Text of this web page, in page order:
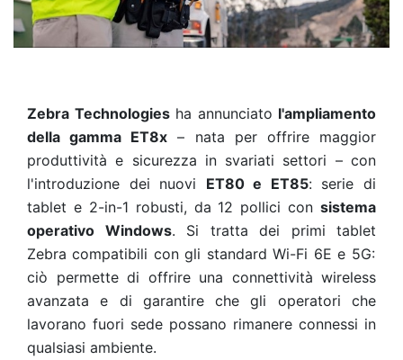
Zebra Technologiesha annunciato l'ampliamento
della gamma ET8x – nata per offrire maggior
produttività e sicurezza in svariati settori – con
l'introduzione dei nuovi ET80 e ET85: serie di
tablet e 2-in-1 robusti, da 12 pollici con sistema
operativo Windows. Si tratta dei primi tablet
Zebra compatibili con gli standard Wi-Fi 6E e 5G:
ciò permette di offrire una connettività wireless
avanzata e di garantire che gli operatori che
lavorano fuori sede possano rimanere connessi in
qualsiasi ambiente.